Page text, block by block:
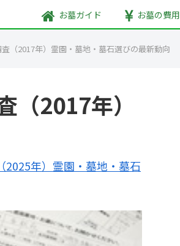
お墓ガイド お墓の費用
（2017年）霊園・墓地・墓石選びの最新動向
（2017年）
2025年）霊園・墓地・墓石